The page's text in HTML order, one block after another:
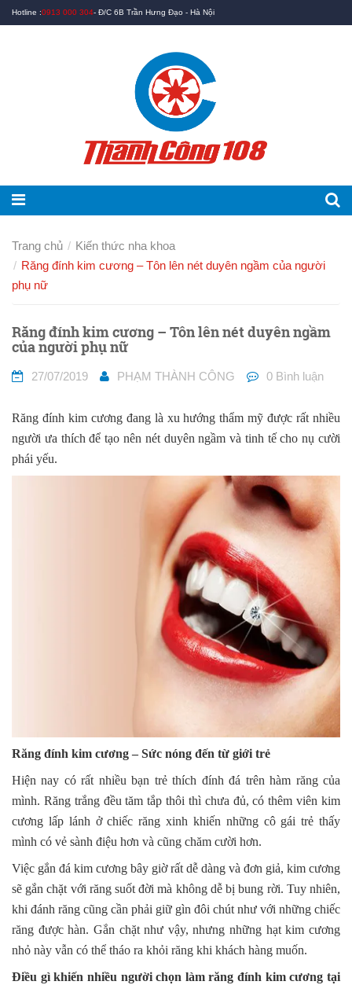
Hotline :0913 000 304- Đ/C 6B Trần Hưng Đạo - Hà Nội
Trang chủ
Kiến thức nha khoa
Răng đính kim cương – Tôn lên nét duyên ngầm của người
phụ nữ
Răng đính kim cương – Tôn lên nét duyên ngầm
của người phụ nữ
27/07/2019 PHẠM THÀNH CÔNG 0 Bình luận
Răng đính kim cương đang là xu hướng thẩm mỹ được rất nhiều
người ưa thích để tạo nên nét duyên ngầm và tinh tế cho nụ cười
phái yếu.
Răng đính kim cương – Sức nóng đến từ giới trẻ
Hiện nay có rất nhiều bạn trẻ thích đính đá trên hàm răng của
mình. Răng trắng đều tăm tắp thôi thì chưa đủ, có thêm viên kim
cương lấp lánh ở chiếc răng xinh khiến những cô gái trẻ thấy
mình có vẻ sành điệu hơn và cũng chăm cười hơn.
Việc gắn đá kim cương bây giờ rất dễ dàng và đơn giả, kim cương
sẽ gắn chặt với răng suốt đời mà không dễ bị bung rời. Tuy nhiên,
khi đánh răng cũng cần phải giữ gìn đôi chút như với những chiếc
răng được hàn. Gắn chặt như vậy, nhưng những hạt kim cương
nhỏ này vẫn có thể tháo ra khỏi răng khi khách hàng muốn.
Điều gì khiến nhiều người chọn làm răng đính kim cương tại